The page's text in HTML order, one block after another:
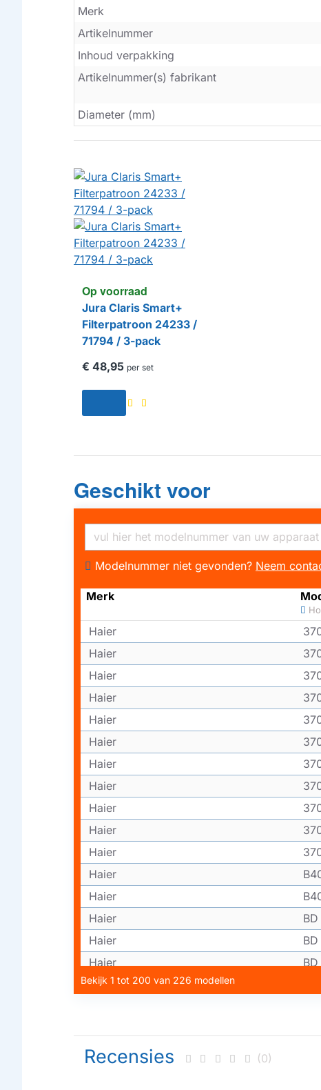
Merk
Artikelnummer
Inhoud verpakking
Artikelnummer(s) fabrikant
Diameter (mm)
Op voorraad
Jura Claris Smart+
Filterpatroon 24233 /
71794 / 3-pack
€ 48,95 per set
Geschikt voor
Modelnummer niet gevonden? Neem
Merk
Haier
Haier
Haier
Haier
Haier
Haier
Haier
Haier
Haier
Haier
Haier
Haier
Haier
Haier
Haier
Haier
Haier
Haier
Bekijk 1 tot 200 van 226 modellen
Recensies (0)